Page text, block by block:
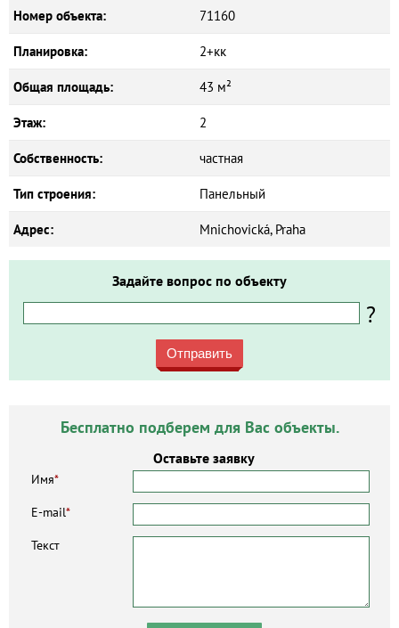
Номер объекта: 71160
Планировка: 2+кк
Общая площадь: 43 м²
Этаж: 2
Собственность: частная
Тип строения: Панельный
Адрес: Mnichovická, Praha
Задайте вопрос по объекту
?
Отправить
Бесплатно подберем для Вас объекты.
Оставьте заявку
Имя*
E-mail*
Текст